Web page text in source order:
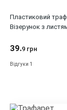
Пластиковий
Візерунок з
39.9 грн
Відгуки 1